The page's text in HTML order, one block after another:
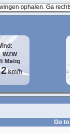
ophalen. Ga
WZW
Matig
km/h
Go